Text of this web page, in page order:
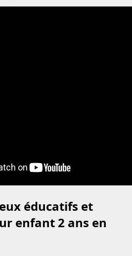
éducatifs et
enfant 2 ans en